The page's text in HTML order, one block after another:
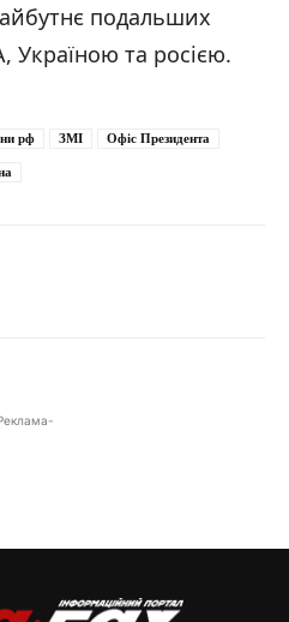
подальших
Україною та росією.
рф ЗМІ Офіс Президента